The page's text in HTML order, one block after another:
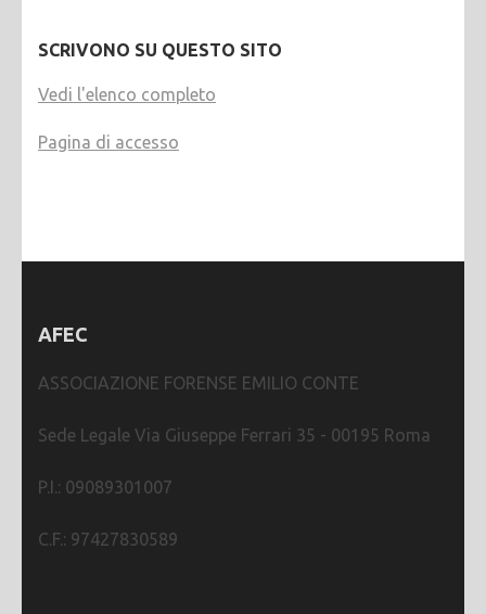
SCRIVONO SU QUESTO SITO
Vedi l'elenco completo
Pagina di accesso
AFEC
ASSOCIAZIONE FORENSE EMILIO CONTE
Sede Legale Via Giuseppe Ferrari 35 - 00195 Roma
P.I.: 09089301007
C.F.: 97427830589